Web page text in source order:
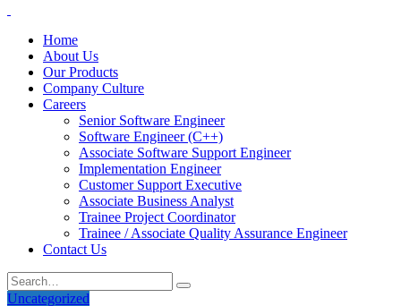
Home
About Us
Our Products
Company Culture
Careers
Senior Software Engineer
Software Engineer (C++)
Associate Software Support Engineer
Implementation Engineer
Customer Support Executive
Associate Business Analyst
Trainee Project Coordinator
Trainee / Associate Quality Assurance Engineer
Contact Us
Uncategorized